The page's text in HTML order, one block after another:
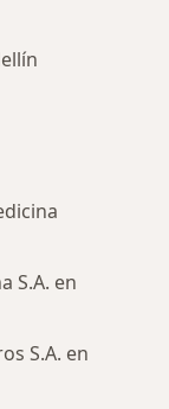
S.A. en
S.A. en